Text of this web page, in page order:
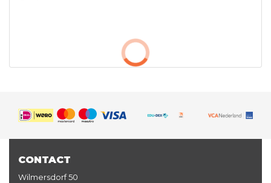
CONTACT
Wilmersdorf 50